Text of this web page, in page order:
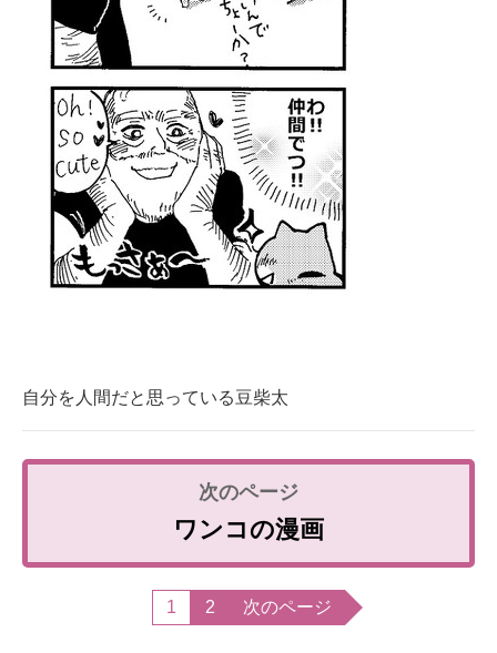
自分を人間だと思っている豆柴太
ワンコの漫画
1 2 次のページ